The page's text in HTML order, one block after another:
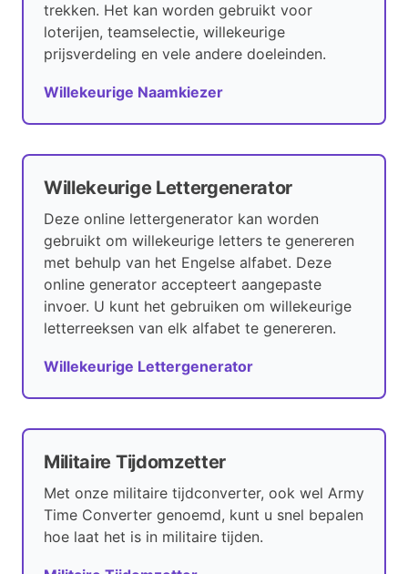
trekken. Het kan worden gebruikt voor
loterijen, teamselectie, willekeurige
prijsverdeling en vele andere doeleinden.
Willekeurige Naamkiezer
Willekeurige Lettergenerator
Deze online lettergenerator kan worden
gebruikt om willekeurige letters te genereren
met behulp van het Engelse alfabet. Deze
online generator accepteert aangepaste
invoer. U kunt het gebruiken om willekeurige
letterreeksen van elk alfabet te genereren.
Willekeurige Lettergenerator
Militaire Tijdomzetter
Met onze militaire tijdconverter, ook wel Army
Time Converter genoemd, kunt u snel bepalen
hoe laat het is in militaire tijden.